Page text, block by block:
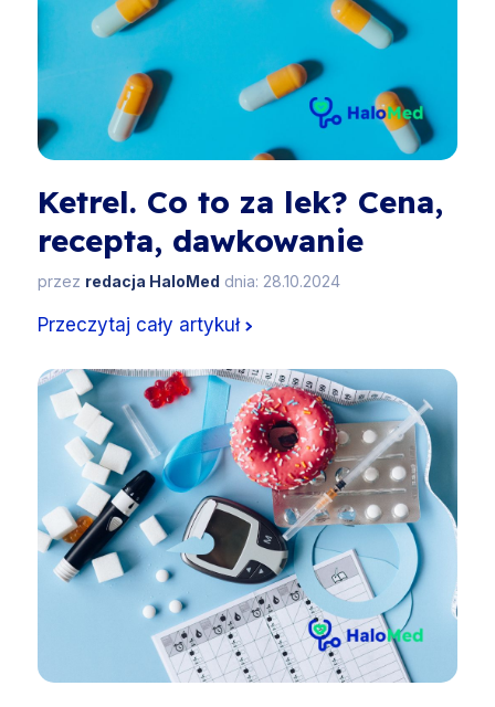
Ketrel. Co to za lek? Cena,
recepta, dawkowanie
przez redacja HaloMed dnia: 28.10.2024
Przeczytaj cały artykuł